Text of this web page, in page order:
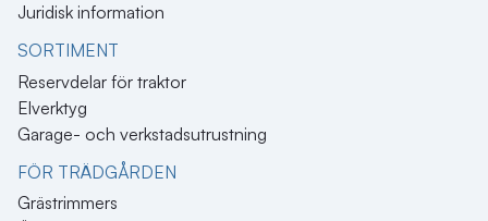
Juridisk information
SORTIMENT
Reservdelar för traktor
Elverktyg
Garage- och verkstadsutrustning
FÖR TRÄDGÅRDEN
Grästrimmers